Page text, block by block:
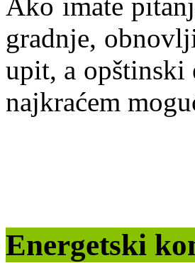
Ako imate
gradnje,
upit, a opštinski
najkraćem
Energetski